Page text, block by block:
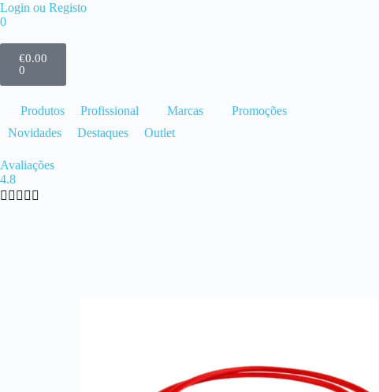
Login ou Registo
0
€0.00
0
Produtos Profissional Marcas
Promoções
Novidades
Destaques Outlet
Avaliações
4.8
    